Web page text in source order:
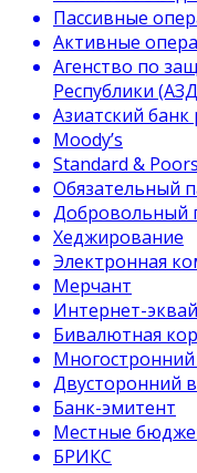
Пассивные
Активные
Агенство по
Республики
Азиатский банк
Moody’s
Standard & Poors
Обязательный
Добровольный
Хеджирование
Электронная
Мерчант
Интернет-
Бивалютная
Двусторонний
Банк-эмитент
Местные
БРИКС